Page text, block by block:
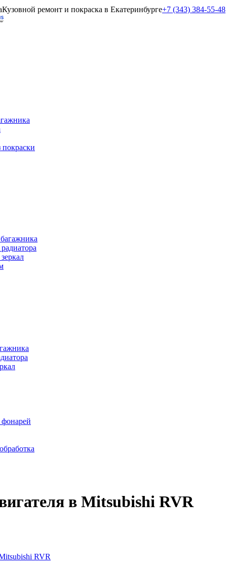
Кузовной ремонт и покраска в Екатеринбурге+7 (343) 384-55-48
покраски
в Mitsubishi RVR
RVR